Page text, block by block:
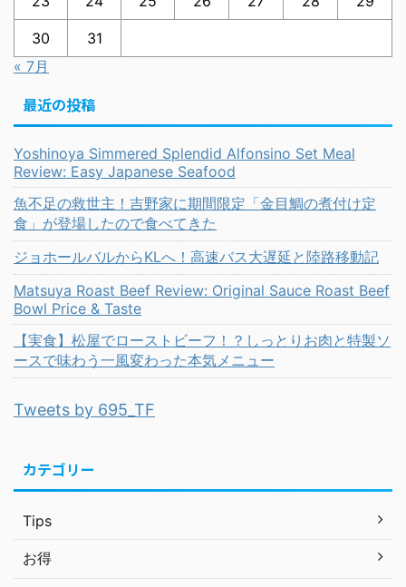
30
31
« 7月
最近の投稿
Yoshinoya Simmered Splendid Alfonsino Set Meal
Review: Easy Japanese Seafood
魚不足の救世主！吉野家に期間限定「金目鯛の煮付け定
食」が登場したので食べてきた
ジョホールバルからKLへ！高速バス大遅延と陸路移動記
Matsuya Roast Beef Review: Original Sauce Roast Beef
Bowl Price & Taste
【実食】松屋でローストビーフ！？しっとりお肉と特製ソ
ースで味わう一風変わった本気メニュー
Tweets by 695_TF
カテゴリー
Tips
お得